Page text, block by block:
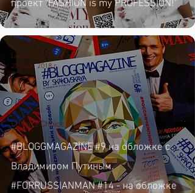
проект "FASHION is my PROFESSION!"
#BLOGGMAGAZINE #9 на обложке с
Владимиром Путиным.
#FORRUSSIANMAN #14 - на обложке
Editor's Choice
Luceria S.
25 июл. 2018 г.